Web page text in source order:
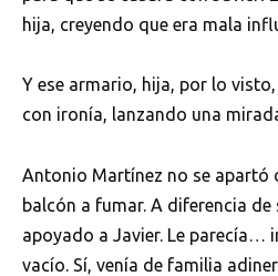
hija, creyendo que era mala
Y ese armario, hija, por lo
con ironía, lanzando una
Antonio Martínez no se apartó
balcón a fumar. A diferencia de
apoyado a Javier. Le parecía…
vacío. Sí, venía de familia